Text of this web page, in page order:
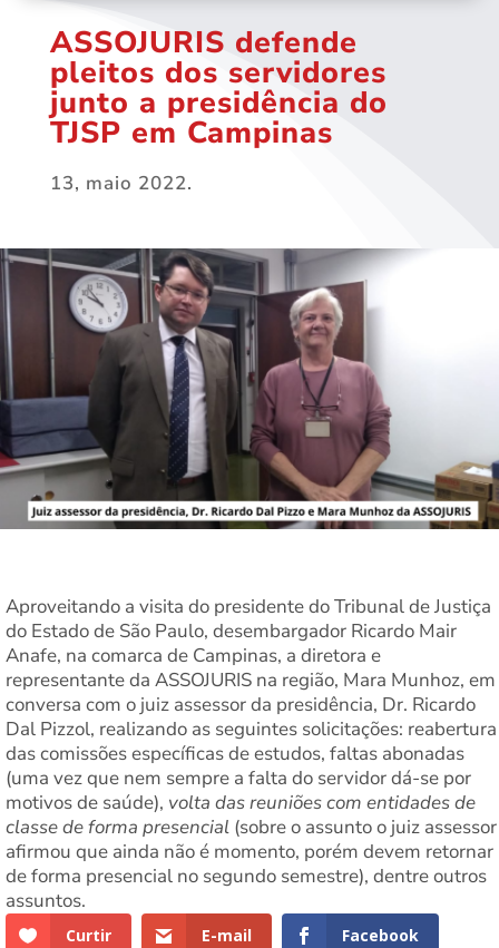
ASSOJURIS defende
pleitos dos servidores
junto a presidência do
TJSP em Campinas
13, maio 2022.
Aproveitando a visita do presidente do Tribunal de Justiça
do Estado de São Paulo, desembargador Ricardo Mair
Anafe, na comarca de Campinas, a diretora e
representante da ASSOJURIS na região, Mara Munhoz, em
conversa com o juiz assessor da presidência, Dr. Ricardo
Dal Pizzol, realizando as seguintes solicitações: reabertura
das comissões específicas de estudos, faltas abonadas
(uma vez que nem sempre a falta do servidor dá-se por
motivos de saúde), volta das reuniões com entidades de
classe de forma presencial (sobre o assunto o juiz assessor
afirmou que ainda não é momento, porém devem retornar
de forma presencial no segundo semestre), dentre outros
assuntos.
Curtir E-mail Facebook